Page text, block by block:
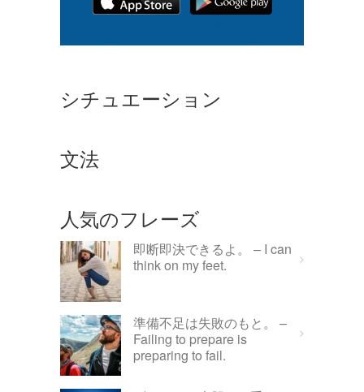
シチュエーション
文法
人気のフレーズ
即断即決できるよ。 – I can
think on my feet.
準備不足は失敗のもと。 –
Failing to prepare is
preparing to fail.